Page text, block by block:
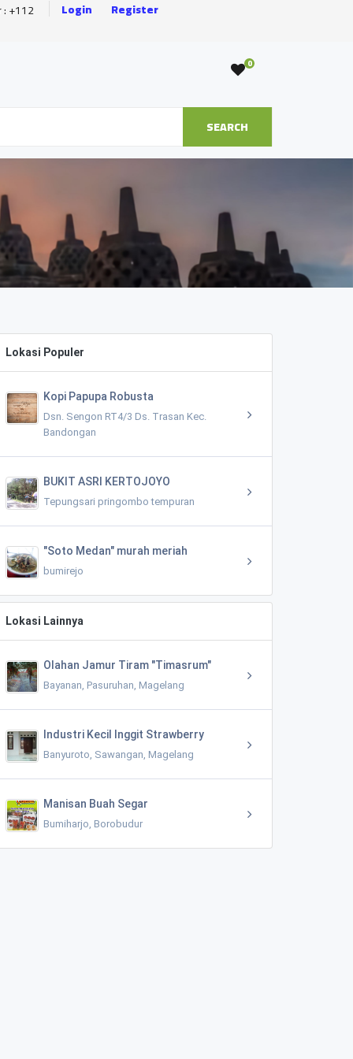
: +112 Login Register
0
SEARCH
Lokasi Populer
Kopi Papupa Robusta
Dsn. Sengon RT4/3 Ds. Trasan Kec.
Bandongan
BUKIT ASRI KERTOJOYO
Tepungsari pringombo tempuran
"Soto Medan" murah meriah
bumirejo
Lokasi Lainnya
Olahan Jamur Tiram "Timasrum"
Bayanan, Pasuruhan, Magelang
Industri Kecil Inggit Strawberry
Banyuroto, Sawangan, Magelang
Manisan Buah Segar
Bumiharjo, Borobudur